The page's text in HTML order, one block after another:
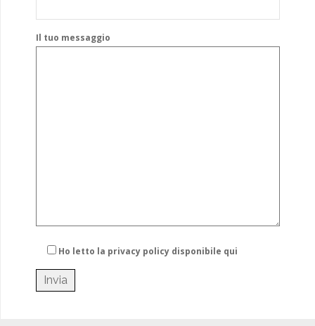
Il tuo messaggio
Ho letto la privacy policy disponibile qui